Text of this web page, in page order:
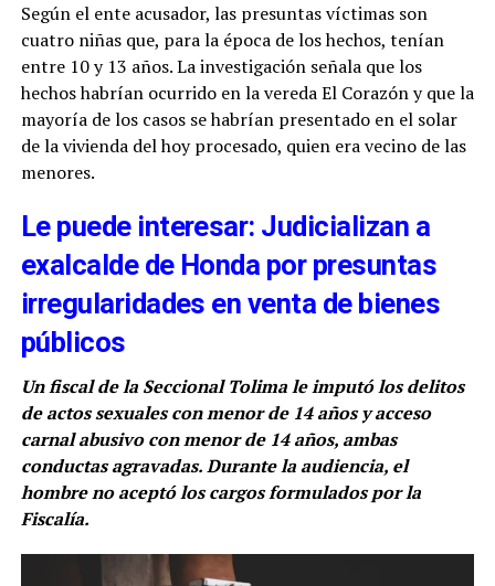
Según el ente acusador, las presuntas víctimas son
cuatro niñas que, para la época de los hechos, tenían
entre 10 y 13 años. La investigación señala que los
hechos habrían ocurrido en la vereda El Corazón y que la
mayoría de los casos se habrían presentado en el solar
de la vivienda del hoy procesado, quien era vecino de las
menores.
Le puede interesar: Judicializan a
exalcalde de Honda por presuntas
irregularidades en venta de bienes
públicos
Un fiscal de la Seccional Tolima le imputó los delitos
de actos sexuales con menor de 14 años y acceso
carnal abusivo con menor de 14 años, ambas
conductas agravadas. Durante la audiencia, el
hombre no aceptó los cargos formulados por la
Fiscalía.